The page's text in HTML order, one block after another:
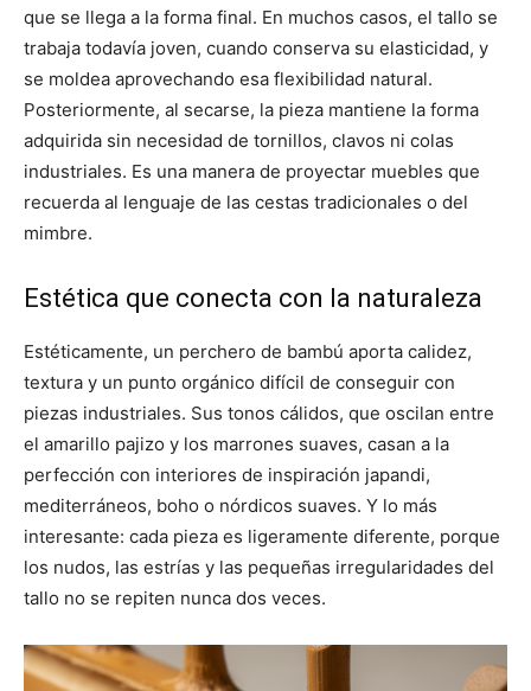
que se llega a la forma final. En muchos casos, el tallo se
trabaja todavía joven, cuando conserva su elasticidad, y
se moldea aprovechando esa flexibilidad natural.
Posteriormente, al secarse, la pieza mantiene la forma
adquirida sin necesidad de tornillos, clavos ni colas
industriales. Es una manera de proyectar muebles que
recuerda al lenguaje de las cestas tradicionales o del
mimbre.
Estética que conecta con la naturaleza
Estéticamente, un perchero de bambú aporta calidez,
textura y un punto orgánico difícil de conseguir con
piezas industriales. Sus tonos cálidos, que oscilan entre
el amarillo pajizo y los marrones suaves, casan a la
perfección con interiores de inspiración japandi,
mediterráneos, boho o nórdicos suaves. Y lo más
interesante: cada pieza es ligeramente diferente, porque
los nudos, las estrías y las pequeñas irregularidades del
tallo no se repiten nunca dos veces.